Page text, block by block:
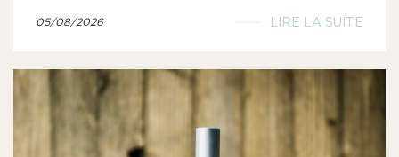
05/08/2026 LIRE LA SUITE